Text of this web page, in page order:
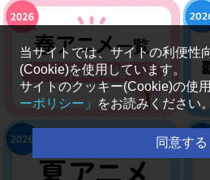
当サイトでは、サイトの利便性
(Cookie)を使用しています。
サイトのクッキー(Cookie)の使
ーポリシー」
をお読みください
同意する